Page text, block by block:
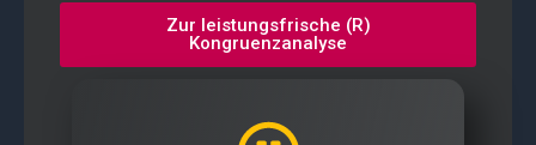
Zur leistungsfrische (R)
Kongruenzanalyse